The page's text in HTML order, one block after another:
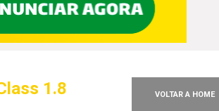
1.8 VOLTAR A HOME